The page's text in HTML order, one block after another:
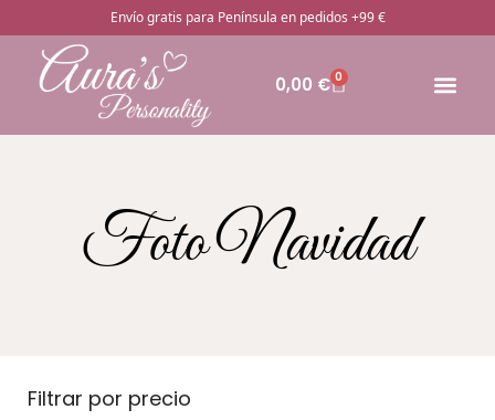
Envío gratis para Península en pedidos +99 €
0,00 € 0
Foto Navidad
Filtrar por precio